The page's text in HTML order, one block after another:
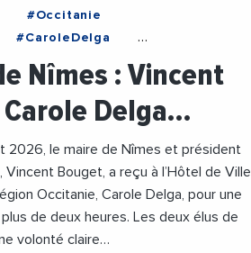
#Occitanie
#CaroleDelga
#Sante
#Social
#VincentBouget
Nîmes : Vincent
Delga…
2026, le maire de Nîmes et président
Bouget, a reçu à l’Hôtel de Ville
Occitanie, Carole Delga, pour une
de deux heures. Les deux élus de
volonté claire…